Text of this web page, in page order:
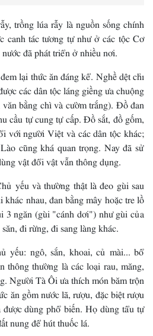
trồng lúa rẫy là nguồn sống chính
canh tác tương tự như ở các tộc Cơ
đã phát triển ở nhiều nơi.
lại thức ăn đáng kể. Nghề dệt chỉ
các dân tộc láng giềng ưa chuộng
bằng chì và cườm trắng). Ðồ đan
cầu tự cung tự cấp. Ðồ sắt, đồ gốm,
với người Việt và các dân tộc khác;
cũng khá quan trọng. Nay đã sử
vật đổi vật vẫn thông dụng.
yếu và thường thật là đeo gùi sau
nhau, đan bằng mây hoặc tre lồ
3 ngăn (gùi "cánh dơi") như gùi của
đi rừng, đi sang làng khác.
yếu: ngô, sắn, khoai, củ mài... bổ
thông thường là các loại rau, măng,
Người Tà Ôi ưa thích món băm trộn
ăn gồm nước lã, rượu, đặc biệt rượu
dùng phổ biến. Họ dùng tẩu tự
nung để hút thuốc lá.